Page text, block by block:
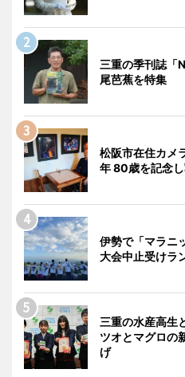
三重の季刊誌
尾芭蕉を特集
松阪市在住カメ
年 80歳を記念
伊勢で「マラニ
大会中止受けラ
三重の水産高生
ツオとマグロ
げ